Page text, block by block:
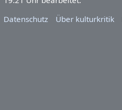
Datenschutz
Über kulturkritik